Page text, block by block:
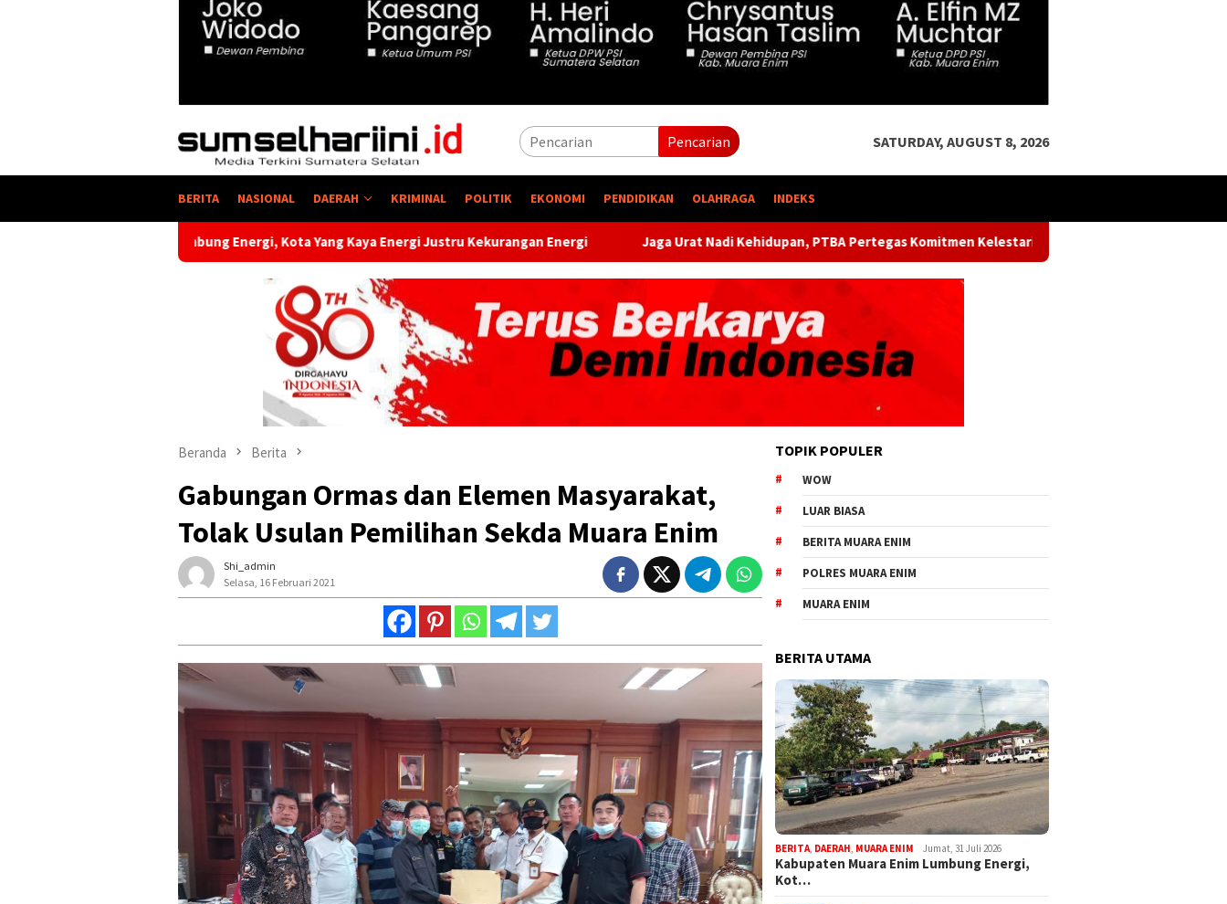
Pencarian SATURDAY, AUGUST 8, 2026
BERITA NASIONAL DAERAH KRIMINAL POLITIK EKONOMI PENDIDIKAN OLAHRAGA INDEKS
Energi, Kota Yang Kaya Energi Justru Kekurangan Energi Jaga Urat Nadi Kehidupan, PTBA Pertegas Komitmen Kelestarian Sungai dalam Konferensi Sungai Indonesia 2026
Beranda Berita
Gabungan Ormas dan Elemen Masyarakat,
Tolak Usulan Pemilihan Sekda Muara Enim
Shi_admin
Selasa, 16 Februari 2021
TOPIK POPULER
WOW
LUAR BIASA
BERITA MUARA ENIM
POLRES MUARA ENIM
MUARA ENIM
BERITA UTAMA
BERITA DAERAH MUARA ENIM Jumat, 31 Juli 2026
Kabupaten Muara Enim Lumbung Energi,
Kot…